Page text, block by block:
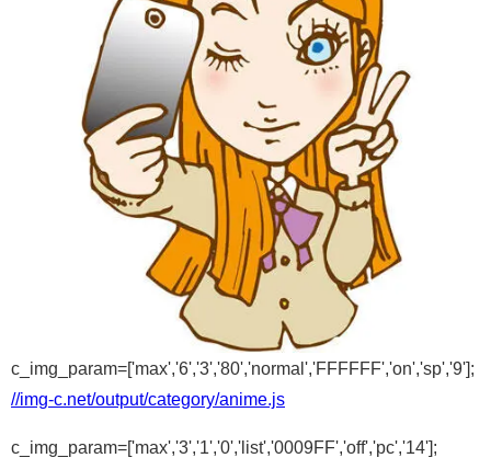
c_img_param=['max','6','3','80','normal','FFFFFF','on','sp','9'];
//img-c.net/output/category/anime.js
c_img_param=['max','3','1','0','list','0009FF','off','pc','14'];